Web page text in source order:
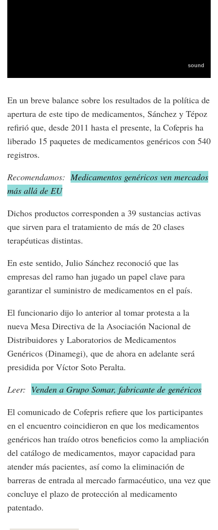
En un breve balance sobre los resultados de la política de
apertura de este tipo de medicamentos, Sánchez y Tépoz
refirió que, desde 2011 hasta el presente, la Cofepris ha
liberado 15 paquetes de medicamentos genéricos con 540
registros.
Recomendamos: Medicamentos genéricos ven mercados
más allá de EU
Dichos productos corresponden a 39 sustancias activas
que sirven para el tratamiento de más de 20 clases
terapéuticas distintas.
En este sentido, Julio Sánchez reconoció que las
empresas del ramo han jugado un papel clave para
garantizar el suministro de medicamentos en el país.
El funcionario dijo lo anterior al tomar protesta a la
nueva Mesa Directiva de la Asociación Nacional de
Distribuidores y Laboratorios de Medicamentos
Genéricos (Dinamegi), que de ahora en adelante será
presidida por Víctor Soto Peralta.
Leer: Venden a Grupo Somar, fabricante de genéricos
El comunicado de Cofepris refiere que los participantes
en el encuentro coincidieron en que los medicamentos
genéricos han traído otros beneficios como la ampliación
del catálogo de medicamentos, mayor capacidad para
atender más pacientes, así como la eliminación de
barreras de entrada al mercado farmacéutico, una vez que
concluye el plazo de protección al medicamento
patentado.